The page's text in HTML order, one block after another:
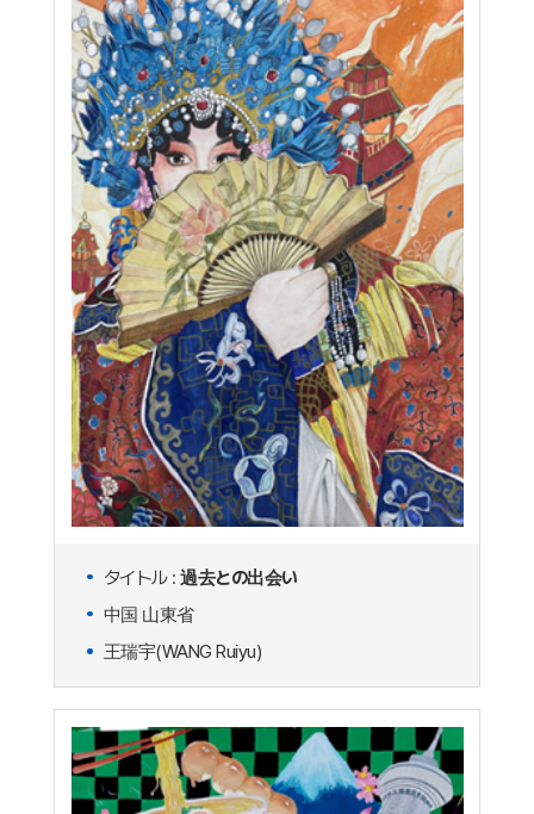
タイトル : 過去との出会い
中国 山東省
王瑞宇(WANG Ruiyu)